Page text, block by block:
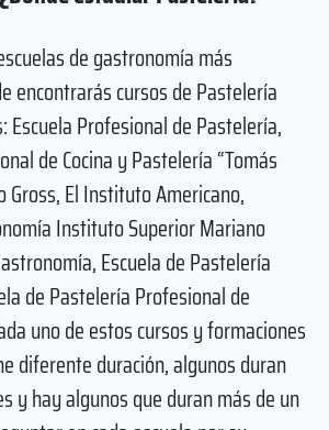
de gastronomía más
encontrarás cursos de Pastelería
Escuela Profesional de Pastelería,
de Cocina y Pastelería “Tomás
Gross, El Instituto Americano,
Instituto Superior Mariano
Escuela de Pastelería
de Pastelería Profesional de
uno de estos cursos y formaciones
diferente duración, algunos duran
y hay algunos que duran más de un